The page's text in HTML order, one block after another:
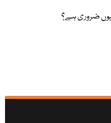
ضروری ہے؟